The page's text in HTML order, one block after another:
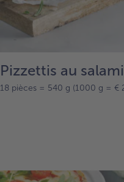
Pizzettis au salami
18 pièces = 540 g (1000 g = €